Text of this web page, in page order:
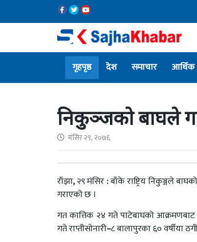
गृहपृष्ठ देश समाचार आर्थिक
निकुञ्जको बाघले
मंसिर २९, २०७६
राँझा,२९ मंसिर :बाँके राष्ट्रिय निकुञ्जले
गराएको छ ।
गत कात्तिक २४ गते पाटेबाघको
गते राप्तीसोनारी–८ बालापुरका ६० वर्षीया